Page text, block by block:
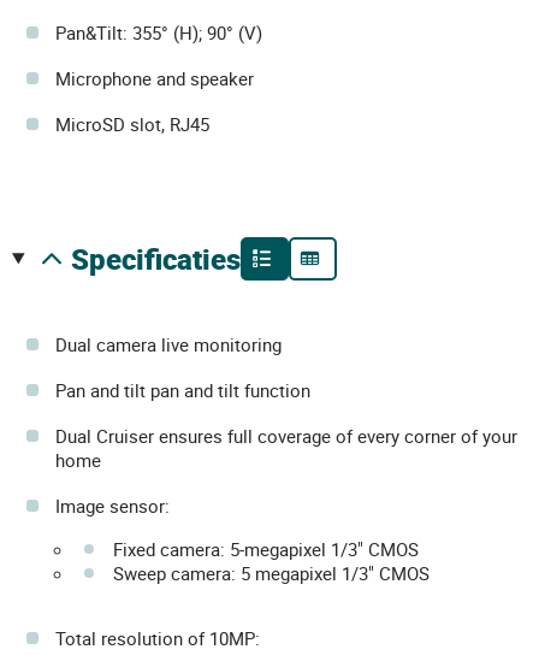
Pan&Tilt: 355° (H); 90° (V)
Microphone and speaker
MicroSD slot, RJ45
specificaties
Dual camera live monitoring
Pan and tilt pan and tilt function
Dual Cruiser ensures full coverage of every corner of your
home
Image sensor:
Fixed camera: 5-megapixel 1/3" CMOS
Sweep camera: 5 megapixel 1/3" CMOS
Total resolution of 10MP: